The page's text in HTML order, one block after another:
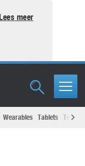
Lees meer
Wearables Tablets